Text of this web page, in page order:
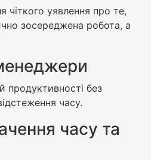
чіткого уявлення про те,
зосереджена робота, а
продуктивності без
часу.
часу та